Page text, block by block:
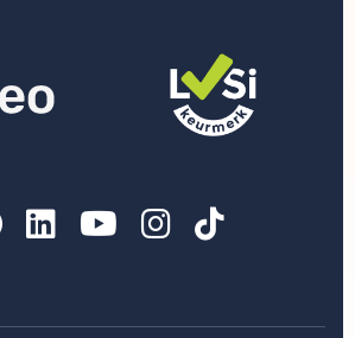
LinkedIn
YouTube
Instagram
TikTok